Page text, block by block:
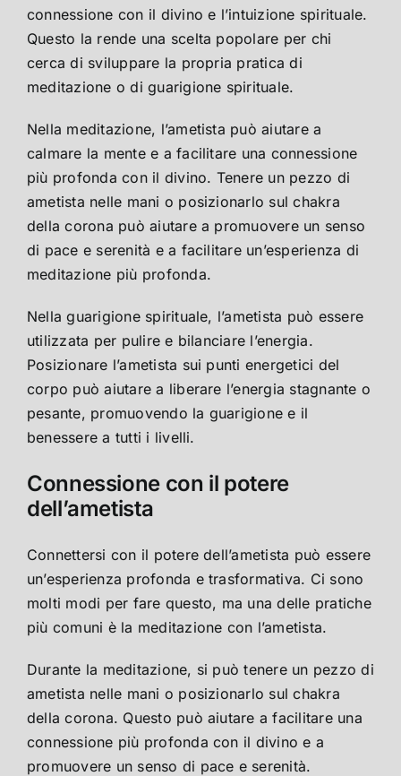
connessione con il divino e l’intuizione spirituale.
Questo la rende una scelta popolare per chi
cerca di sviluppare la propria pratica di
meditazione o di guarigione spirituale.
Nella meditazione, l’ametista può aiutare a
calmare la mente e a facilitare una connessione
più profonda con il divino. Tenere un pezzo di
ametista nelle mani o posizionarlo sul chakra
della corona può aiutare a promuovere un senso
di pace e serenità e a facilitare un’esperienza di
meditazione più profonda.
Nella guarigione spirituale, l’ametista può essere
utilizzata per pulire e bilanciare l’energia.
Posizionare l’ametista sui punti energetici del
corpo può aiutare a liberare l’energia stagnante o
pesante, promuovendo la guarigione e il
benessere a tutti i livelli.
Connessione con il potere
dell’ametista
Connettersi con il potere dell’ametista può essere
un’esperienza profonda e trasformativa. Ci sono
molti modi per fare questo, ma una delle pratiche
più comuni è la meditazione con l’ametista.
Durante la meditazione, si può tenere un pezzo di
ametista nelle mani o posizionarlo sul chakra
della corona. Questo può aiutare a facilitare una
connessione più profonda con il divino e a
promuovere un senso di pace e serenità.